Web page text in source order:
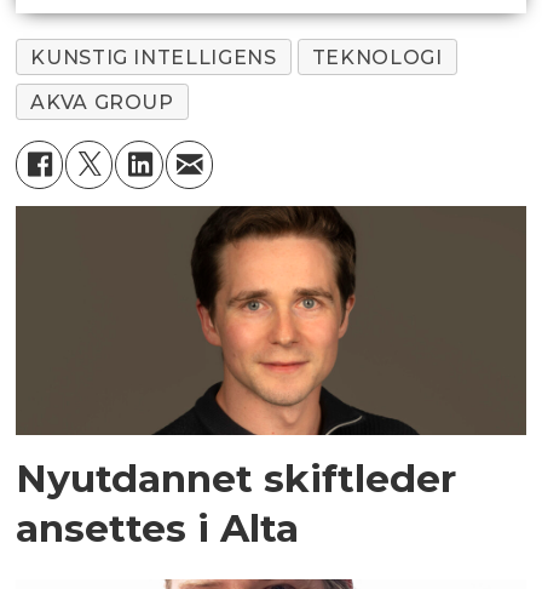
KUNSTIG INTELLIGENS
TEKNOLOGI
AKVA GROUP
Nyutdannet skiftleder
ansettes i Alta